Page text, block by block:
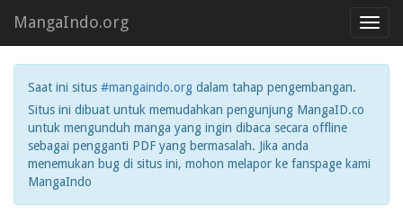
MangaIndo.org
Saat ini situs #mangaindo.org dalam tahap pengembangan.
Situs ini dibuat untuk memudahkan pengunjung MangaID.co
untuk mengunduh manga yang ingin dibaca secara offline
sebagai pengganti PDF yang bermasalah. Jika anda
menemukan bug di situs ini, mohon melapor ke fanspage kami
MangaIndo